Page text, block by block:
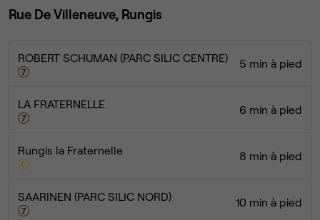
Rue De Villeneuve, Rungis
ROBERT SCHUMAN (PARC SILIC CENTRE) 5 min à pied
LA FRATERNELLE 6 min à pied
Rungis la Fraternelle 8 min à pied
SAARINEN (PARC SILIC NORD) 10 min à pied